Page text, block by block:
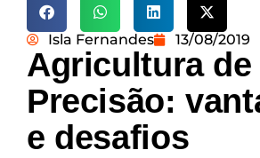
Isla Fernandes 13/08/2019
Agricultura de
Precisão:
e desafios